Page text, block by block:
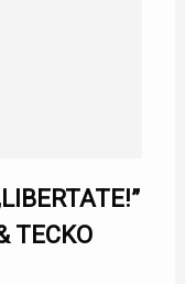
TECKO